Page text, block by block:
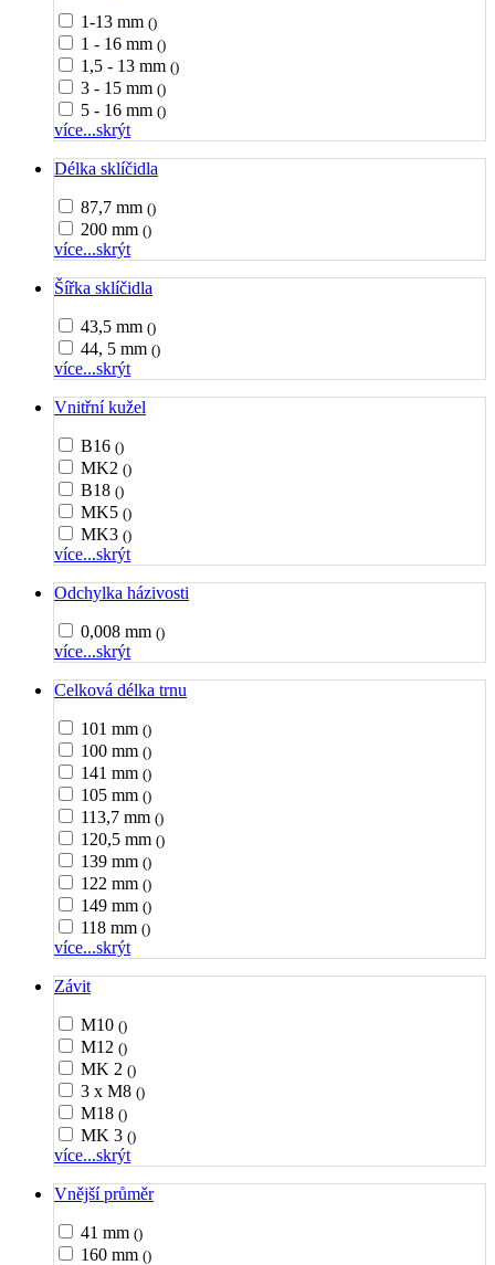
1-13 mm ()
1 - 16 mm ()
1,5 - 13 mm ()
3 - 15 mm ()
5 - 16 mm ()
více...skrýt
Délka sklíčidla
87,7 mm ()
200 mm ()
více...skrýt
Šířka sklíčidla
43,5 mm ()
44, 5 mm ()
více...skrýt
Vnitřní kužel
B16 ()
MK2 ()
B18 ()
MK5 ()
MK3 ()
více...skrýt
Odchylka házivosti
0,008 mm ()
více...skrýt
Celková délka trnu
101 mm ()
100 mm ()
141 mm ()
105 mm ()
113,7 mm ()
120,5 mm ()
139 mm ()
122 mm ()
149 mm ()
118 mm ()
více...skrýt
Závit
M10 ()
M12 ()
MK 2 ()
3 x M8 ()
M18 ()
MK 3 ()
více...skrýt
Vnější průměr
41 mm ()
160 mm ()